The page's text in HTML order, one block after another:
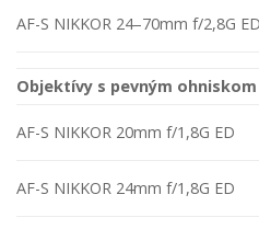
AF-S NIKKOR 24–70mm f/2,8G
Objektívy s pevným ohniskom
AF-S NIKKOR 20mm f/1,8G ED
AF-S NIKKOR 24mm f/1,8G ED